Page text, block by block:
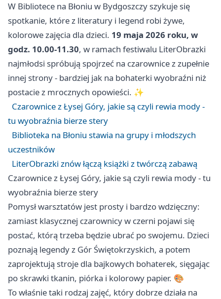
W Bibliotece na Błoniu w Bydgoszczy szykuje się
spotkanie, które z literatury i legend robi żywe,
kolorowe zajęcia dla dzieci. 19 maja 2026 roku, w
godz. 10.00-11.30, w ramach festiwalu LiterObrazki
najmłodsi spróbują spojrzeć na czarownice z zupełnie
innej strony - bardziej jak na bohaterki wyobraźni niż
postacie z mrocznych opowieści. ✨
Czarownice z Łysej Góry, jakie są czyli rewia mody -
tu wyobraźnia bierze stery
Biblioteka na Błoniu stawia na grupy i młodszych
uczestników
LiterObrazki znów łączą książki z twórczą zabawą
Czarownice z Łysej Góry, jakie są czyli rewia mody - tu
wyobraźnia bierze stery
Pomysł warsztatów jest prosty i bardzo wdzięczny:
zamiast klasycznej czarownicy w czerni pojawi się
postać, którą trzeba będzie ubrać po swojemu. Dzieci
poznają legendy z Gór Świętokrzyskich, a potem
zaprojektują stroje dla bajkowych bohaterek, sięgając
po skrawki tkanin, piórka i kolorowy papier. 🎨
To właśnie taki rodzaj zajęć, który dobrze działa na